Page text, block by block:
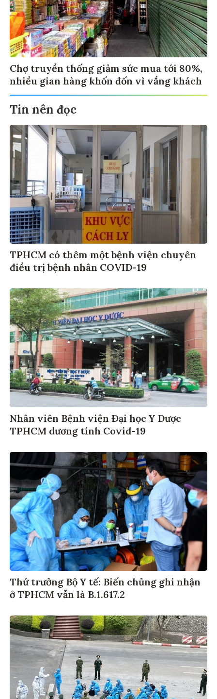
Chợ truyền thống giảm sức mua tới 80%,
nhiều gian hàng khốn đốn vì vắng khách
Tin nên đọc
TPHCM có thêm một bệnh viện chuyên
điều trị bệnh nhân COVID-19
Nhân viên Bệnh viện Đại học Y Dược
TPHCM dương tính Covid-19
Thứ trưởng Bộ Y tế: Biến chủng ghi nhận
ở TPHCM vẫn là B.1.617.2